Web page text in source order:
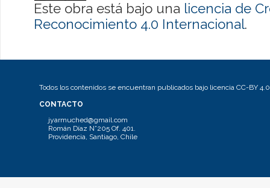
Este obra está bajo una licencia de
Reconocimiento 4.0 Internacional.
Todos los contenidos se encuentran publicados bajo licencia CC-BY 4.0
CONTACTO
jyarmuched@gmail.com
Román Díaz N°205 Of. 401.
Providencia, Santiago, Chile